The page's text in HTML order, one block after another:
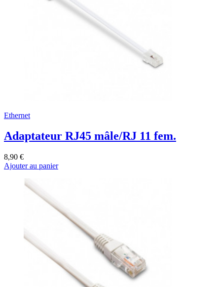
Ethernet
Adaptateur RJ45 mâle/RJ 11 fem.
8,90 €
Ajouter au panier